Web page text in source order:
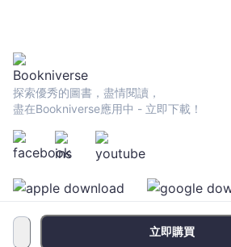
立即購買
探索優秀的圖書，盡情閱讀，
盡在Bookniverse應用中 - 立即下載！